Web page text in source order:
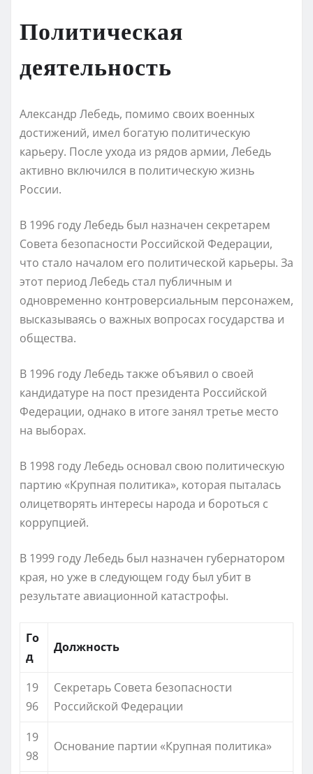
Политическая
деятельность
Александр Лебедь, помимо своих военных
достижений, имел богатую политическую
карьеру. После ухода из рядов армии, Лебедь
активно включился в политическую жизнь
России.
В 1996 году Лебедь был назначен секретарем
Совета безопасности Российской Федерации,
что стало началом его политической карьеры. За
этот период Лебедь стал публичным и
одновременно контроверсиальным персонажем,
высказываясь о важных вопросах государства и
общества.
В 1996 году Лебедь также объявил о своей
кандидатуре на пост президента Российской
Федерации, однако в итоге занял третье место
на выборах.
В 1998 году Лебедь основал свою политическую
партию «Крупная политика», которая пыталась
олицетворять интересы народа и бороться с
коррупцией.
В 1999 году Лебедь был назначен губернатором
края, но уже в следующем году был убит в
результате авиационной катастрофы.
Го
д
Должность
19
96
Секретарь Совета безопасности
Российской Федерации
19
98
Основание партии «Крупная политика»